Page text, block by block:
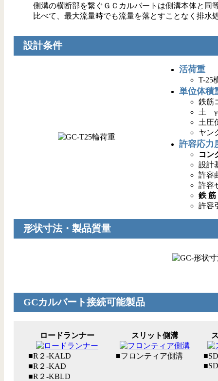
側溝の横断部を繋ぐＧＣカルバートは側溝本体と同
比べて、最大流量時でも流量を落とすことなく排水
設計条件
活荷重
T-25
単位体積
鉄筋
土
土圧
ヤン
許容応力
コン
設計
許容
許容
鉄 筋
許容
形状寸法・製品質量
GCカルバート接続可能製品
ロードランナー スリット側溝
■R２-KALD
■R２-KAD
■R２-KBLD
■フロンティア側溝